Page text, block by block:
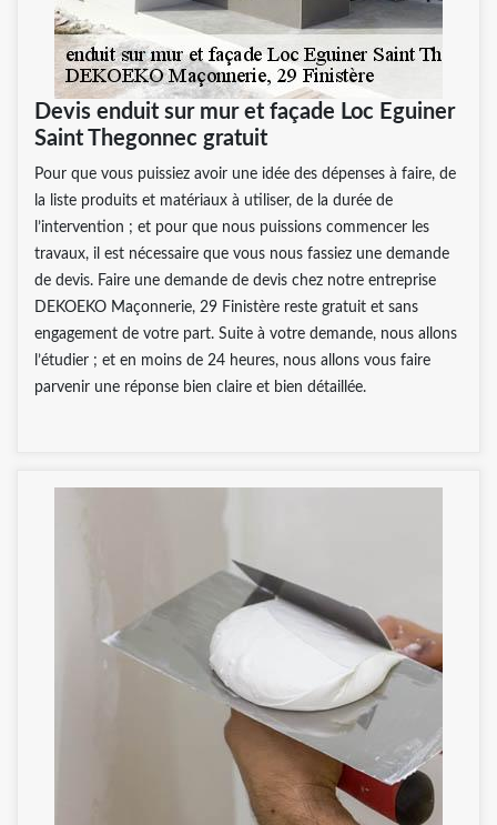
Devis enduit sur mur et façade Loc Eguiner
Saint Thegonnec gratuit
Pour que vous puissiez avoir une idée des dépenses à faire, de
la liste produits et matériaux à utiliser, de la durée de
l’intervention ; et pour que nous puissions commencer les
travaux, il est nécessaire que vous nous fassiez une demande
de devis. Faire une demande de devis chez notre entreprise
DEKOEKO Maçonnerie, 29 Finistère reste gratuit et sans
engagement de votre part. Suite à votre demande, nous allons
l’étudier ; et en moins de 24 heures, nous allons vous faire
parvenir une réponse bien claire et bien détaillée.